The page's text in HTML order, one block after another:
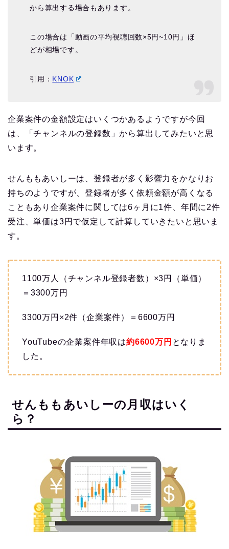
から算出する場合もあります。
この場合は「動画の平均視聴回数×5円~10円」ほ
どが相場です。
引用： KNOK
企業案件の金額設定はいくつかあるようですが今回
は、「チャンネルの登録数」から算出してみたいと思
います。
せんももあいしーは、登録者が多く影響力をかなりお
持ちのようですが、登録者が多く依頼金額が高くなる
こともあり企業案件に関しては6ヶ月に1件、年間に2件
受注、単価は3円で仮定して計算していきたいと思いま
す。
1100万人（チャンネル登録者数）×3円（単価）
＝3300万円
3300万円×2件（企業案件）＝6600万円
YouTubeの企業案件年収は約6600万 円 となりま
した。
せんももあいしーの月収はいく
ら？